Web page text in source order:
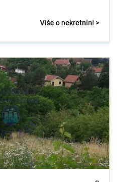
Više o nekretnini >